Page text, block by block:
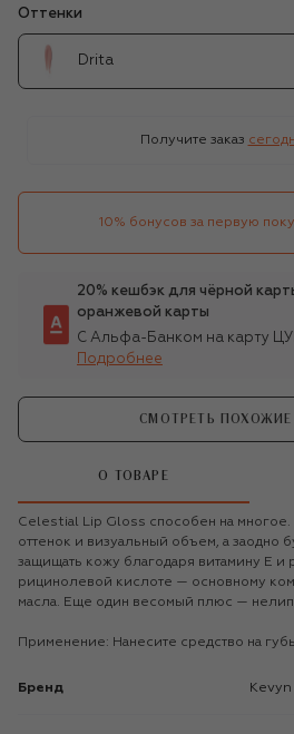
Оттенки
Drita
Получите заказ
10% бонусов за первую
20% кешбэк для чёрной
оранжевой карты
С Альфа-Банком на карту
Подробнее
СМОТРЕТЬ
О ТОВАРЕ
Celestial Lip Gloss способен на многое.
оттенок и визуальный объем, а заодно
защищать кожу благодаря витамину Е
рицинолевой кислоте — основному
масла. Еще один весомый плюс —
Применение: Нанесите средство на
Бренд